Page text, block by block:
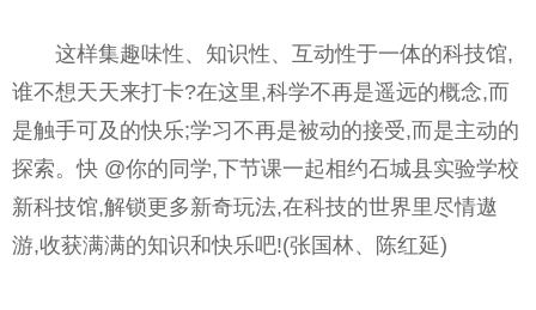
这样集趣味性、知识性、互动性于一体的科技馆,
谁不想天天来打卡?在这里,科学不再是遥远的概念,而
是触手可及的快乐;学习不再是被动的接受,而是主动的
探索。快 @你的同学,下节课一起相约石城县实验学校
新科技馆,解锁更多新奇玩法,在科技的世界里尽情遨
游,收获满满的知识和快乐吧!(张国林、陈红延)